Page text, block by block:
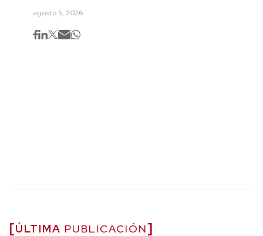
agosto 5, 2026
ÚLTIMA PUBLICACIÓN